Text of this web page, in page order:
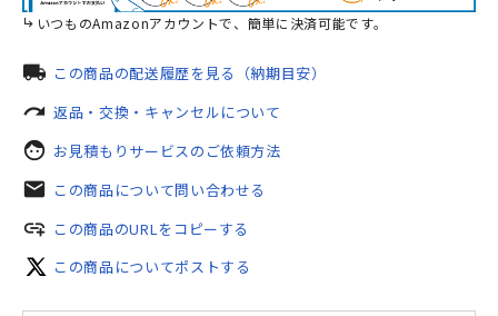
いつものAmazonアカウントで、簡単に決済可能です。
local_shipping この商品の配送履歴を見る（納期目安）
redo 返品・交換・キャンセルについて
face お見積もりサービスのご依頼方法
mail この商品について問い合わせる
add_link この商品のURLをコピーする
この商品についてポストする